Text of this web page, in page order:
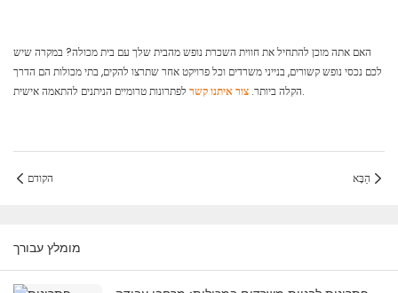
האם אתה מוכן להתחיל את חווית השכרת נופש מהבית שלך עם בית מכולה? במקרה שיש
לכם נכסי נופש קשורים, בנייני משרדים וכל פרויקט אחר שתרצו להקים, בתי מכולות הם הדרך
הקלה ביותר. צור איתנו קשר לפתרונות טרומיים הניתנים להתאמה אישית.
הקודם הַבָּא
מומלץ עבורך